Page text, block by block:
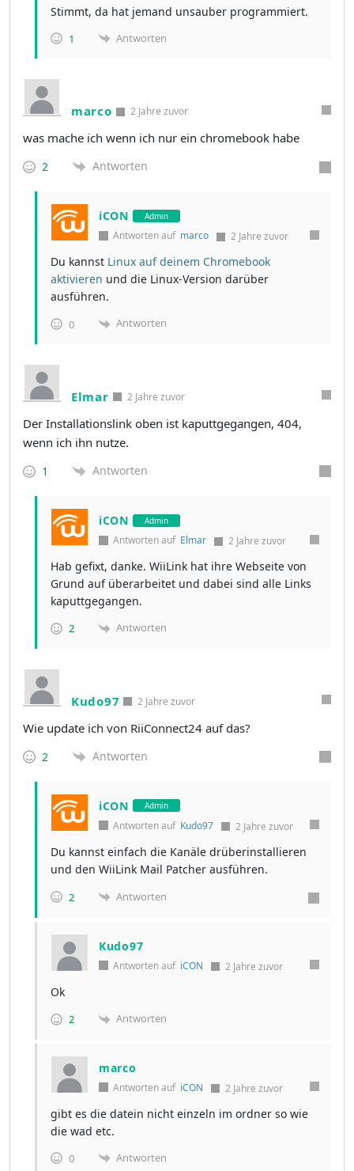
Stimmt, da hat jemand unsauber programmiert.
1 Antworten
marco 2 Jahre zuvor
was mache ich wenn ich nur ein chromebook habe
2 Antworten
iCON Admin
Antworten auf marco 2 Jahre zuvor
Du kannst Linux auf deinem Chromebook
aktivieren und die Linux-Version darüber
ausführen.
0 Antworten
Elmar 2 Jahre zuvor
Der Installationslink oben ist kaputtgegangen, 404,
wenn ich ihn nutze.
1 Antworten
iCON Admin
Antworten auf Elmar 2 Jahre zuvor
Hab gefixt, danke. WiiLink hat ihre Webseite von
Grund auf überarbeitet und dabei sind alle Links
kaputtgegangen.
2 Antworten
Kudo97 2 Jahre zuvor
Wie update ich von RiiConnect24 auf das?
2 Antworten
iCON Admin
Antworten auf Kudo97 2 Jahre zuvor
Du kannst einfach die Kanäle drüberinstallieren
und den WiiLink Mail Patcher ausführen.
2 Antworten
Kudo97
Antworten auf iCON 2 Jahre zuvor
Ok
2 Antworten
marco
Antworten auf iCON 2 Jahre zuvor
gibt es die datein nicht einzeln im ordner so wie
die wad etc.
0 Antworten